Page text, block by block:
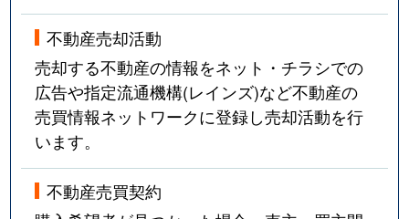
不動産売却活動
売却する不動産の情報をネット・チラシでの
広告や指定流通機構(レインズ)など不動産の
売買情報ネットワークに登録し売却活動を行
います。
不動産売買契約